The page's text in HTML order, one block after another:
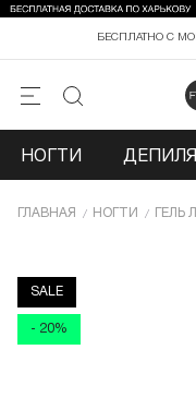
БЕСПЛАТНО С
НОГТИ
ГЛАВНАЯ НОГТИ ГЕЛЬ
SALE
- 20%